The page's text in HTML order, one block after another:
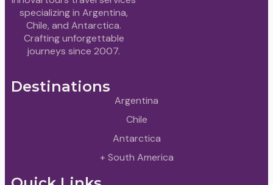
specializing in Argentina,
Chile, and Antarctica.
Crafting unforgettable
journeys since 2007.
Destinations
Argentina
Chile
Antarctica
+ South America